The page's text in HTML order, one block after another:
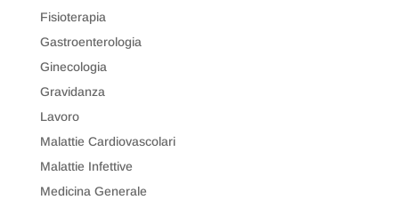
Fisioterapia
Gastroenterologia
Ginecologia
Gravidanza
Lavoro
Malattie Cardiovascolari
Malattie Infettive
Medicina Generale